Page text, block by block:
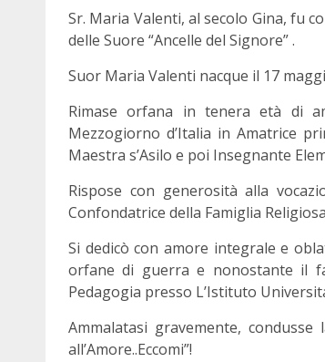
Sr. Maria Valenti, al secolo Gina, fu
delle Suore “Ancelle del Signore” .
Suor Maria Valenti nacque il 17
Rimase orfana in tenera età di
Mezzogiorno d’Italia in Amatrice
Maestra s’Asilo e poi Insegnante
Rispose con generosità alla
Confondatrice della Famiglia
Si dedicò con amore integrale e
orfane di guerra e nonostante il
Pedagogia presso L’Istituto
Ammalatasi gravemente,
all’Amore..Eccomi”!